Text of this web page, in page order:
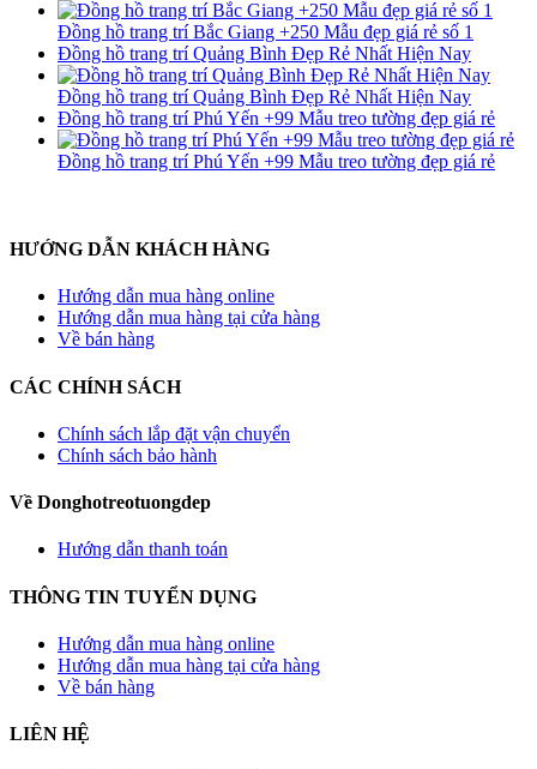
Đồng hồ trang trí Bắc Giang +250 Mẫu đẹp giá rẻ số 1
Đồng hồ trang trí Quảng Bình Đẹp Rẻ Nhất Hiện Nay
Đồng hồ trang trí Quảng Bình Đẹp Rẻ Nhất Hiện Nay
Đồng hồ trang trí Phú Yến +99 Mẫu treo tường đẹp giá rẻ
Đồng hồ trang trí Phú Yến +99 Mẫu treo tường đẹp giá rẻ
HƯỚNG DẪN KHÁCH HÀNG
Hướng dẫn mua hàng online
Hướng dẫn mua hàng tại cửa hàng
Về bán hàng
CÁC CHÍNH SÁCH
Chính sách lắp đặt vận chuyển
Chính sách bảo hành
Về Donghotreotuongdep
Hướng dẫn thanh toán
THÔNG TIN TUYỂN DỤNG
Hướng dẫn mua hàng online
Hướng dẫn mua hàng tại cửa hàng
Về bán hàng
LIÊN HỆ